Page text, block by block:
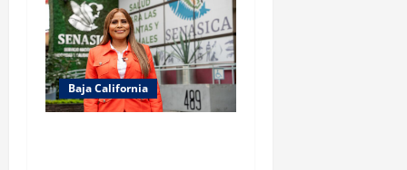
Baja California